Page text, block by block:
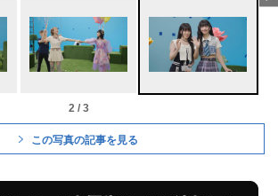
2 / 3
この写真の記事を見る